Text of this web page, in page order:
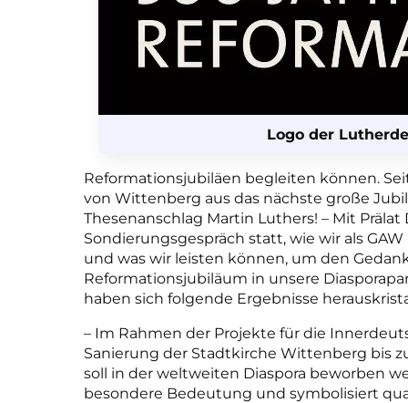
Logo der
Reformationsjubiläen begleiten können.
von Wittenberg aus das nächste große
Thesenanschlag Martin Luthers! – Mit
Sondierungsgespräch statt, wie wir als
und was wir leisten können, um den
Reformationsjubiläum in unsere
haben sich folgende Ergebnisse
– Im Rahmen der Projekte für die
Sanierung der Stadtkirche Wittenberg bis
soll in der weltweiten Diaspora beworben
besondere Bedeutung und symbolisiert